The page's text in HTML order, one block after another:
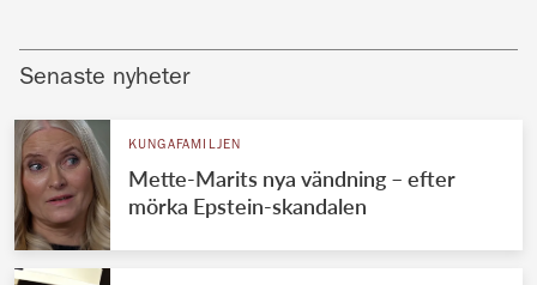
Senaste nyheter
KUNGAFAMILJEN
Mette-Marits nya vändning – efter
mörka Epstein-skandalen